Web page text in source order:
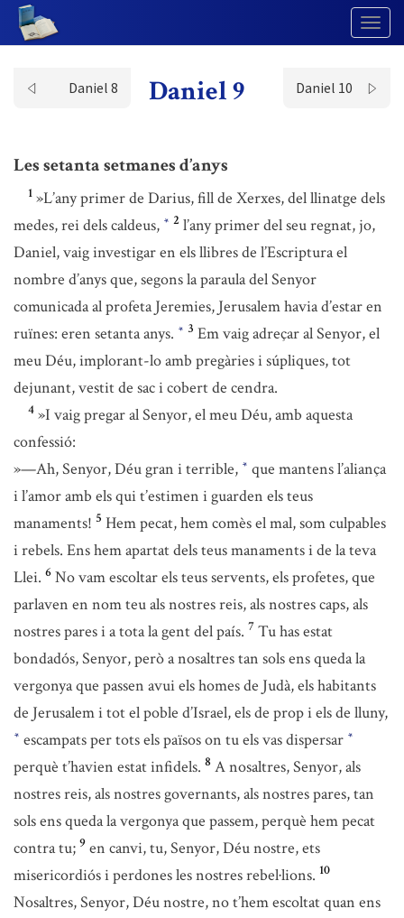
Daniel 8 Daniel 9 Daniel 10
Les setanta setmanes d’anys
1 »L’any primer de Darius, fill de Xerxes, del llinatge dels
medes, rei dels caldeus, * 2 l’any primer del seu regnat, jo,
Daniel, vaig investigar en els llibres de l’Escriptura el
nombre d’anys que, segons la paraula del Senyor
comunicada al profeta Jeremies, Jerusalem havia d’estar en
ruïnes: eren setanta anys. * 3 Em vaig adreçar al Senyor, el
meu Déu, implorant-lo amb pregàries i súpliques, tot
dejunant, vestit de sac i cobert de cendra.
4 »I vaig pregar al Senyor, el meu Déu, amb aquesta
confessió:
»—Ah, Senyor, Déu gran i terrible, * que mantens l’aliança
i l’amor amb els qui t’estimen i guarden els teus
manaments! 5 Hem pecat, hem comès el mal, som culpables
i rebels. Ens hem apartat dels teus manaments i de la teva
Llei. 6 No vam escoltar els teus servents, els profetes, que
parlaven en nom teu als nostres reis, als nostres caps, als
nostres pares i a tota la gent del país. 7 Tu has estat
bondadós, Senyor, però a nosaltres tan sols ens queda la
vergonya que passen avui els homes de Judà, els habitants
de Jerusalem i tot el poble d’Israel, els de prop i els de lluny,
* escampats per tots els països on tu els vas dispersar *
perquè t’havien estat infidels. 8 A nosaltres, Senyor, als
nostres reis, als nostres governants, als nostres pares, tan
sols ens queda la vergonya que passem, perquè hem pecat
contra tu; 9 en canvi, tu, Senyor, Déu nostre, ets
misericordiós i perdones les nostres rebel·lions. 10
Nosaltres, Senyor, Déu nostre, no t’hem escoltat quan ens